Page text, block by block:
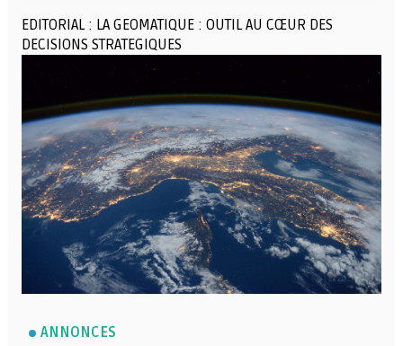
EDITORIAL : LA GEOMATIQUE : OUTIL AU CŒUR DES
DECISIONS STRATEGIQUES
ANNONCES